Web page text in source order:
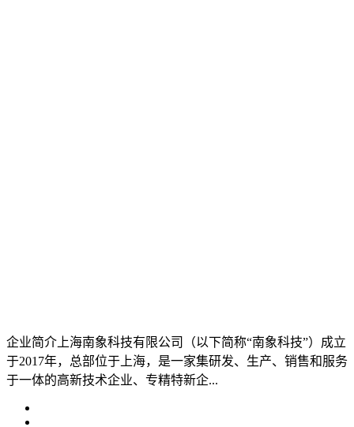
企业简介上海南象科技有限公司（以下简称“南象科技”）成立
于2017年，总部位于上海，是一家集研发、生产、销售和服务
于一体的高新技术企业、专精特新企...